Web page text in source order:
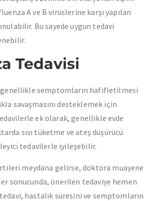
A ve B virüslerine karşı yapılan
Bu sayede uygun tedavi
Tedavisi
semptomların hafifletilmesi
savaşmasını desteklemek için
ek olarak, genellikle evde
sıvı tüketme ve ateş düşürücü
tedavilerle iyileşebilir.
meydana gelirse, doktora muayene
sonucunda, önerilen tedaviye hemen
hastalık süresini ve semptomların